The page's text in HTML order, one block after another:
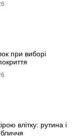
при виборі
влітку: рутина і